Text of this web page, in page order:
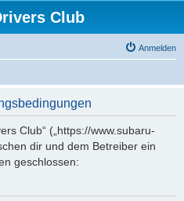
Club
Anmelden
Club“ („https://www.subaru-
dir und dem Betreiber ein
geschlossen: